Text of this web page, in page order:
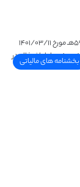
بخشنامه های مالیاتی